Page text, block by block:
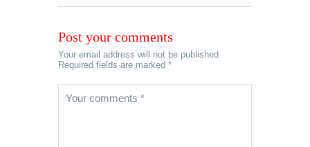
Post your comments
Your email address will not be published.
Required fields are marked *